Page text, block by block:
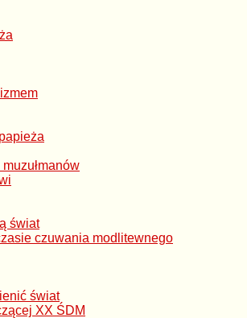
świat
czuwania modlitewnego
świat
XX ŚDM